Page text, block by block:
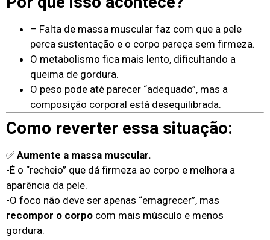
– Falta de massa muscular faz com que a pele
perca sustentação e o corpo pareça sem firmeza.
O metabolismo fica mais lento, dificultando a
queima de gordura.
O peso pode até parecer “adequado”, mas a
composição corporal está desequilibrada.
Como reverter essa situação:
✅ Aumente a massa muscular.
-É o “recheio” que dá firmeza ao corpo e melhora a
aparência da pele.
-O foco não deve ser apenas “emagrecer”, mas
recompor o corpo com mais músculo e menos
gordura.